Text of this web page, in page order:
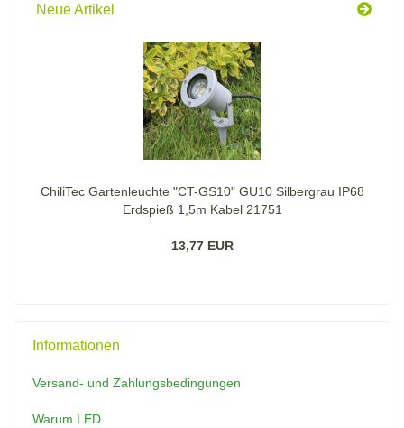
Neue Artikel
ChiliTec Gartenleuchte "CT-GS10" GU10 Silbergrau IP68
Erdspieß 1,5m Kabel 21751
13,77 EUR
Informationen
Versand- und Zahlungsbedingungen
Warum LED